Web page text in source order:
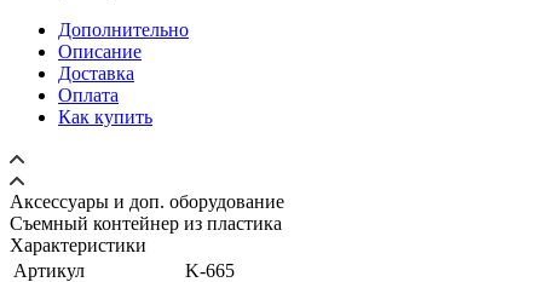
Дополнительно
Описание
Доставка
Оплата
Как купить
Аксессуары и доп. оборудование
Съемный контейнер из пластика
Характеристики
Артикул
K-665